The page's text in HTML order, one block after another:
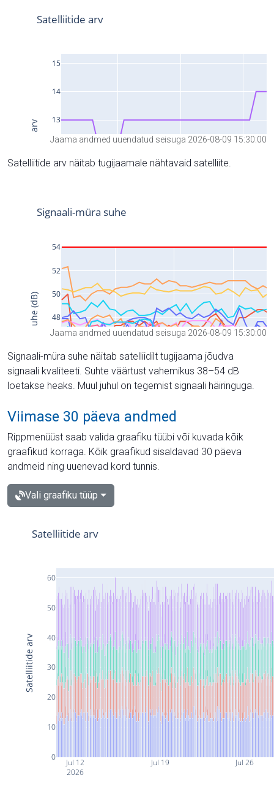
Jaama andmed uuendatud seisuga 2026-08-09 15:30:00
Satelliitide arv näitab tugijaamale nähtavaid satelliite.
Jaama andmed uuendatud seisuga 2026-08-09 15:30:00
Signaali-müra suhe näitab satelliidilt tugijaama jõudva
signaali kvaliteeti. Suhte väärtust vahemikus 38–54 dB
loetakse heaks. Muul juhul on tegemist signaali häiringuga.
Viimase 30 päeva andmed
Rippmenüüst saab valida graafiku tüübi või kuvada kõik
graafikud korraga. Kõik graafikud sisaldavad 30 päeva
andmeid ning uuenevad kord tunnis.
Vali graafiku tüüp
Jul 12
2026
Jul 19 Jul 26
0
10
20
30
40
50
60
Satelliitide arv
Satelliitide arv